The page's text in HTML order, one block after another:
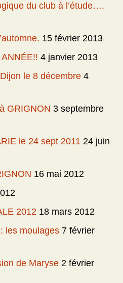
du club à l’étude….
15 février 2013
4 janvier 2013
le 8 décembre 4
GRIGNON 3 septembre
le 24 sept 2011 24 juin
16 mai 2012
2012 18 mars 2012
les moulages 7 février
de Maryse 2 février